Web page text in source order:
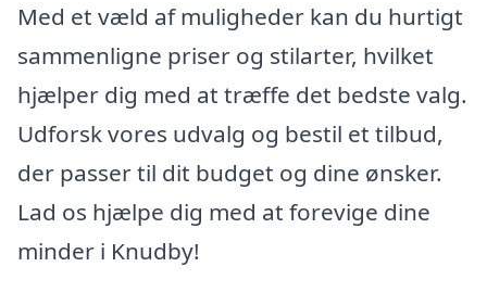
Med et væld af muligheder kan du hurtigt
sammenligne priser og stilarter, hvilket
hjælper dig med at træffe det bedste valg.
Udforsk vores udvalg og bestil et tilbud,
der passer til dit budget og dine ønsker.
Lad os hjælpe dig med at forevige dine
minder i Knudby!